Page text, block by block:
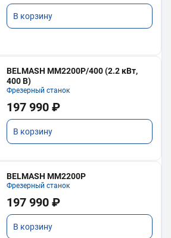
В корзину
BELMASH MM2200P/400 (2.2 кВт,
400 В)
Фрезерный станок
197 990 ₽
В корзину
BELMASH MM2200P
Фрезерный станок
197 990 ₽
В корзину